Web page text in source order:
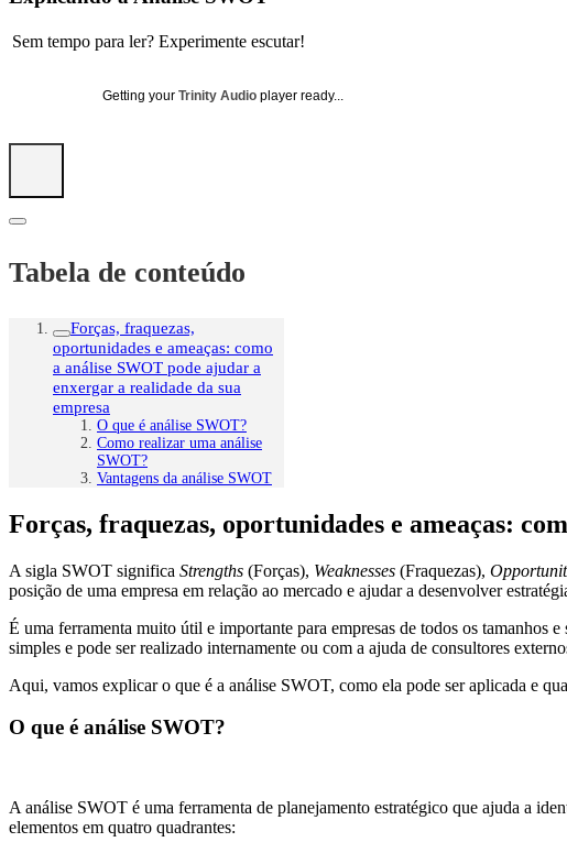
Sem tempo para ler? Experimente escutar!
Getting your Trinity Audio player ready...
Tabela de conteúdo
Forças, fraquezas,
oportunidades e ameaças: como
a análise SWOT pode ajudar a
enxergar a realidade da sua
empresa
O que é análise SWOT?
Como realizar uma análise
SWOT?
Vantagens da análise SWOT
Forças, fraquezas, oportunidades e ameaças:
A sigla SWOT significa Strengths (Forças), Weaknesses (Fraquezas),
posição de uma empresa em relação ao mercado e ajudar a desenvolver
É uma ferramenta muito útil e importante para empresas de todos os tamanhos
simples e pode ser realizado internamente ou com a ajuda de consultores
Aqui, vamos explicar o que é a análise SWOT, como ela pode ser aplicada e
O que é análise SWOT?
A análise SWOT é uma ferramenta de planejamento estratégico que ajuda a
elementos em quatro quadrantes: